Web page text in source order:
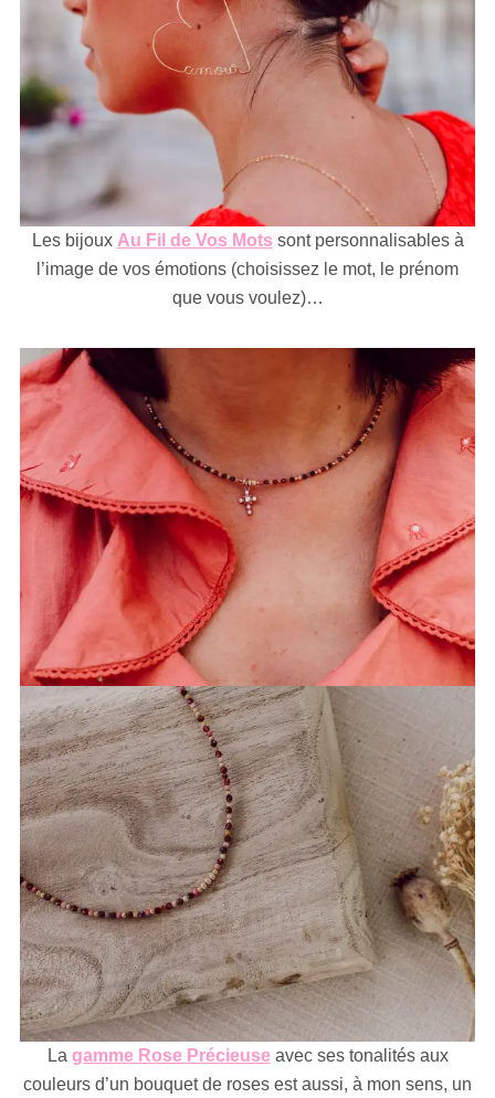
Les bijoux Au Fil de Vos Mots sont personnalisables à
l’image de vos émotions (choisissez le mot, le prénom
que vous voulez)…
La gamme Rose Précieuseavec ses tonalités aux
couleurs d’un bouquet de roses est aussi, à mon sens, un